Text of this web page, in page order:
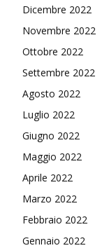
Dicembre 2022
Novembre 2022
Ottobre 2022
Settembre 2022
Agosto 2022
Luglio 2022
Giugno 2022
Maggio 2022
Aprile 2022
Marzo 2022
Febbraio 2022
Gennaio 2022